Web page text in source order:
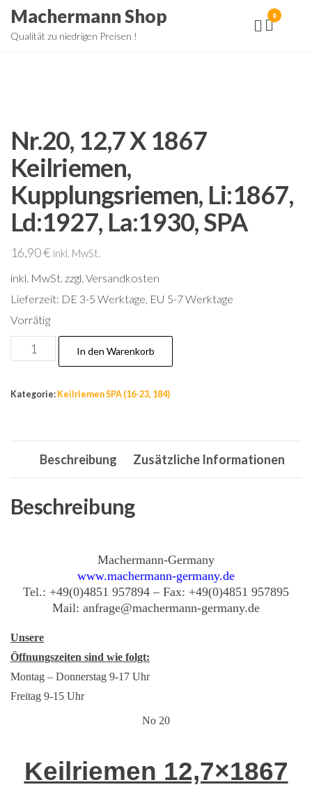
ZumMachermann Shop
Qualität zu niedrigen Preisen !
0
Nr.20, 12,7 X 1867
Keilriemen,
Kupplungsriemen, Li:1867,
Ld:1927, La:1930, SPA
16,90€ inkl. MwSt.
inkl. MwSt. zzgl. Versandkosten
Lieferzeit: DE 3-5 Werktage, EU 5-7 Werktage
Vorrätig
Nr.20,
12,7
1867
Li:1867,
La:1930,
In den Warenkorb
Kategorie: Keilriemen SPA (16-23, 184)
Beschreibung Zusätzliche Informationen
Beschreibung
Machermann-Germany
www.machermann-germany.de
Tel.: +49(0)4851 957894 – Fax: +49(0)4851 957895
Mail: anfrage@machermann-germany.de
Unsere
Öffnungszeiten sind wie folgt:
Montag – Donnerstag 9-17 Uhr
Freitag 9-15 Uhr
No 20
Keilriemen 12,7×1867